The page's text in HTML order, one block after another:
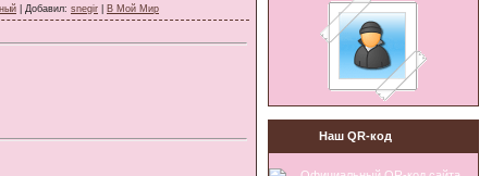
Добавил: snegir В Мой Мир
Наш QR-код